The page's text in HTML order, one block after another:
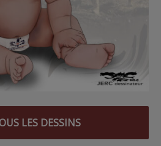
LES DESSINS